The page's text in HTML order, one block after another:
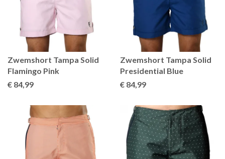
Zwemshort Tampa Solid
Flamingo Pink
€ 84,99
Zwemshort Tampa Solid
Presidential Blue
€ 84,99